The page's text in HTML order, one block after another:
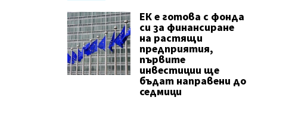
ЕК е готова с фонда
си за финансиране
на растящи
предприятия,
първите
инвестиции ще
бъдат направени до
седмици